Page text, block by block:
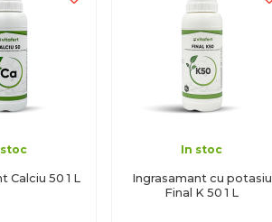
Calciu 50 1 L
In stoc
Ingrasamant cu potasiu
Final K 50 1 L